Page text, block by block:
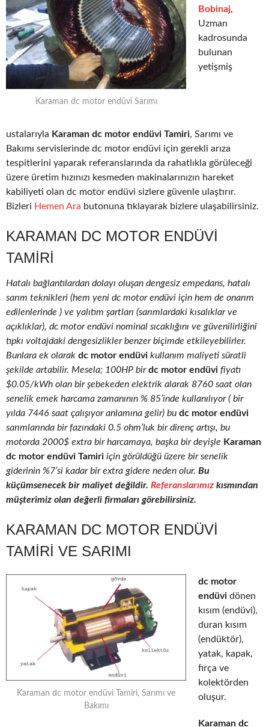
Karaman dc motor endüvi Sarımı
Bobinaj,
Uzman
kadrosunda
bulunan
yetişmiş
ustalarıyla Karaman dc motor endüvi Tamiri, Sarımı ve
Bakımı servislerinde dc motor endüvi için gerekli arıza
tespitlerini yaparak referanslarında da rahatlıkla görüleceği
üzere üretim hızınızı kesmeden makinalarınızın hareket
kabiliyeti olan dc motor endüvi sizlere güvenle ulaştırır.
Bizleri Hemen Ara butonuna tıklayarak bizlere ulaşabilirsiniz.
KARAMAN DC MOTOR ENDÜVI
TAMIRI
Hatalı bağlantılardan dolayı oluşan dengesiz empedans, hatalı
sarım teknikleri (hem yeni dc motor endüvi için hem de onarım
edilenlerinde ) ve yalıtım şartları (sarımlardaki kısalıklar ve
açıklıklar), dc motor endüvi nominal sıcaklığını ve güvenilirliğini
tıpkı voltajdaki dengesizlikler benzer biçimde etkileyebilirler.
Bunlara ek olarak dc motor endüvi kullanım maliyeti süratli
şekilde artabilir. Mesela; 100HP birdc motor endüvi fiyatı
$0.05/kWh olan bir şebekeden elektrik alarak 8760 saat olan
senelik emek harcama zamanının % 85’inde kullanılıyor ( bir
yılda 7446 saat çalışıyor anlamına gelir) bu dc motor endüvi
sarımlarında bir fazındaki 0.5 ohm’luk bir direnç artışı, bu
motorda 2000$ extra bir harcamaya, başka bir deyişle Karaman
dc motor endüvi Tamiri için görüldüğü üzere bir senelik
giderinin %7’si kadar bir extra gidere neden olur. Bu
küçümsenecek bir maliyet değildir. Referanslarımız kısmından
müşterimiz olan değerli firmaları görebilirsiniz.
KARAMAN DC MOTOR ENDÜVI
TAMIRI VE SARIMI
Karaman dc motor endüvi Tamiri, Sarımı ve
Bakımı
dc motor
endüvi dönen
kısım (endüvi),
duran kısım
(endüktör),
yatak, kapak,
fırça ve
kolektörden
oluşur.
Karaman dc